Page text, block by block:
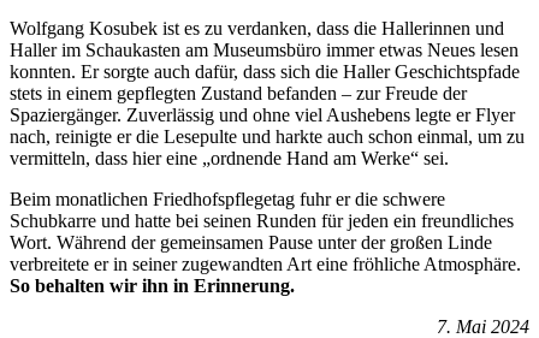
Wolfgang Kosubek ist es zu verdanken, dass die Hallerinnen und
Haller im Schaukasten am Museumsbüro immer etwas Neues lesen
konnten. Er sorgte auch dafür, dass sich die Haller Geschichtspfade
stets in einem gepflegten Zustand befanden – zur Freude der
Spaziergänger. Zuverlässig und ohne viel Aushebens legte er Flyer
nach, reinigte er die Lesepulte und harkte auch schon einmal, um zu
vermitteln, dass hier eine „ordnende Hand am Werke“ sei.
Beim monatlichen Friedhofspflegetag fuhr er die schwere
Schubkarre und hatte bei seinen Runden für jeden ein freundliches
Wort. Während der gemeinsamen Pause unter der großen Linde
verbreitete er in seiner zugewandten Art eine fröhliche Atmosphäre.
So behalten wir ihn in Erinnerung.
7. Mai 2024